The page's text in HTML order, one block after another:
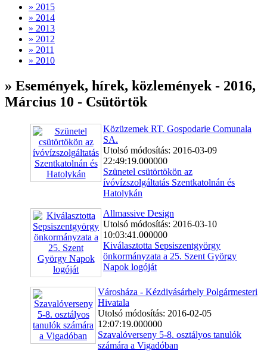
» 2015
» 2014
» 2013
» 2012
» 2011
» 2010
» Események, hírek, közlemények - 2016,
Március 10 - Csütörtök
Közüzemek RT. Gospodarie Comunala
SA.
Utolsó módosítás: 2016-03-09
22:49:19.000000
Szünetel csütörtökön az
ívóvízszolgáltatás Szentkatolnán és
Hatolykán
Allmassive Design
Utolsó módosítás: 2016-03-10
10:03:41.000000
Kiválasztotta Sepsiszentgyörgy
önkormányzata a 25. Szent György
Napok logóját
Városháza - Kézdivásárhely Polgármesteri
Hivatala
Utolsó módosítás: 2016-02-05
12:07:19.000000
Szavalóverseny 5-8. osztályos tanulók
számára a Vigadóban